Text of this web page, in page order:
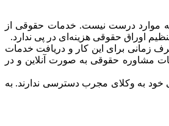
موارد درست نیست. خدمات حقوقی از
اوراق حقوقی هزینه‌ای در پی ندارد.
زمانی برای این کار و دریافت خدمات
مشاوره حقوقی به صورت آنلاین و در
به وکلای مجرب دسترسی ندارند. به